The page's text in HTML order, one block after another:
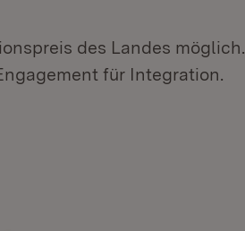
des Landes möglich.
für Integration.